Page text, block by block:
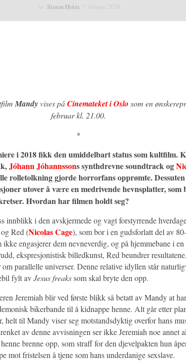
Simon Holm
Mandyvises påCinemateket i Oslo som en
februar kl. 21.00.
*
i 2018 fikk den umiddelbart status som kultfilm.
Jóhann Jóhannssons synthdrevne soundtrack og
rolletolkning gjorde horrorfans opprømte.
utover å være en medrivende hevnsplatter,
Hvordan har filmen holdt seg?
innblikk i den avskjermede og vagt forstyrrende
Red (Nicolas Cage), som bor i en gudsforlatt del av
engasjerer dem nevneverdig, og på hjemmebane i
ekspresjonistisk billedkunst, Red beundrer
parallelle universer. Denne relative idyllen står
fylt avJesus freakssom skal bryte den opp.
Jeremiah blir ved første blikk så betatt av Mandy at
bikerbande til å kidnappe henne. Alt går etter
helt til Mandy viser seg motstandsdyktig overfor hans
av denne avvisningen ser ikke Jeremiah noe annet
brenne opp, som straff for den djevelpakten hun
mot fristelsen å tjene som hans underdanige sexslave.